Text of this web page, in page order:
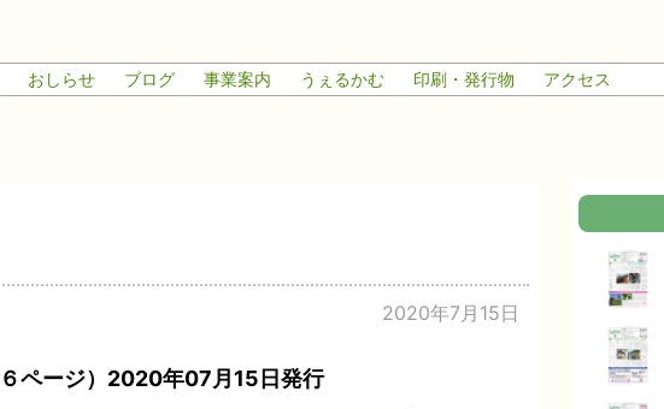
おしらせ ブログ 事業案内 うぇるかむ 印刷・発行物 アクセス
2020年7月15日
ページ）2020年07月15日発行